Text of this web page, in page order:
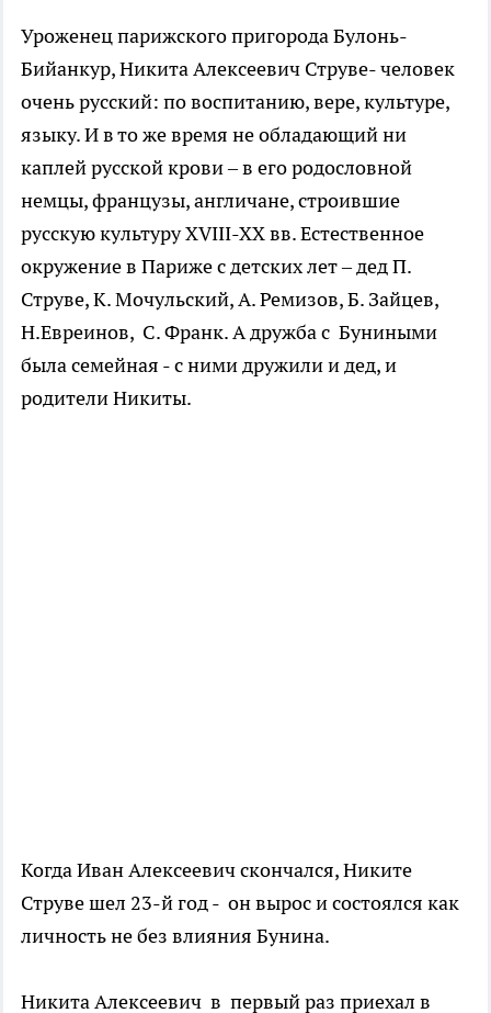
Уроженец парижского пригорода Булонь-
Бийанкур, Никита Алексеевич Струве- человек
очень русский: по воспитанию, вере, культуре,
языку. И в то же время не обладающий ни
каплей русской крови – в его родословной
немцы, французы, англичане, строившие
русскую культуру XVIII-XX вв. Естественное
окружение в Париже с детских лет – дед П.
Струве, К. Мочульский, А. Ремизов, Б. Зайцев,
Н.Евреинов, С. Франк. А дружба с Буниными
была семейная - с ними дружили и дед, и
родители Никиты.
Когда Иван Алексеевич скончался, Никите
Струве шел 23-й год - он вырос и состоялся как
личность не без влияния Бунина.
Никита Алексеевич в первый раз приехал в